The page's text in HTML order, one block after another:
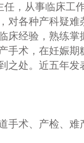
，从事临床工
对各种产科疑难
床经验，熟练掌
手术，在妊娠期
之处。近五年发
术、产检、难